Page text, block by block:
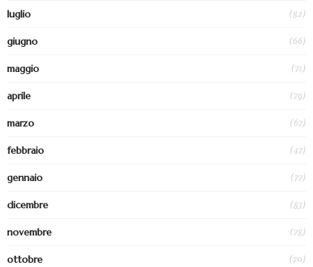
luglio (82)
giugno (66)
maggio (71)
aprile (79)
marzo (67)
febbraio (47)
gennaio (77)
dicembre (83)
novembre (78)
ottobre (70)